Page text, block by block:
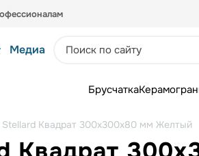
Медиа
Брусчатка
Stellard Квадрат 300x300x80 мм Желтый